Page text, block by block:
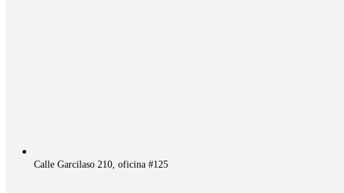
Calle Garcilaso 210, oficina #125